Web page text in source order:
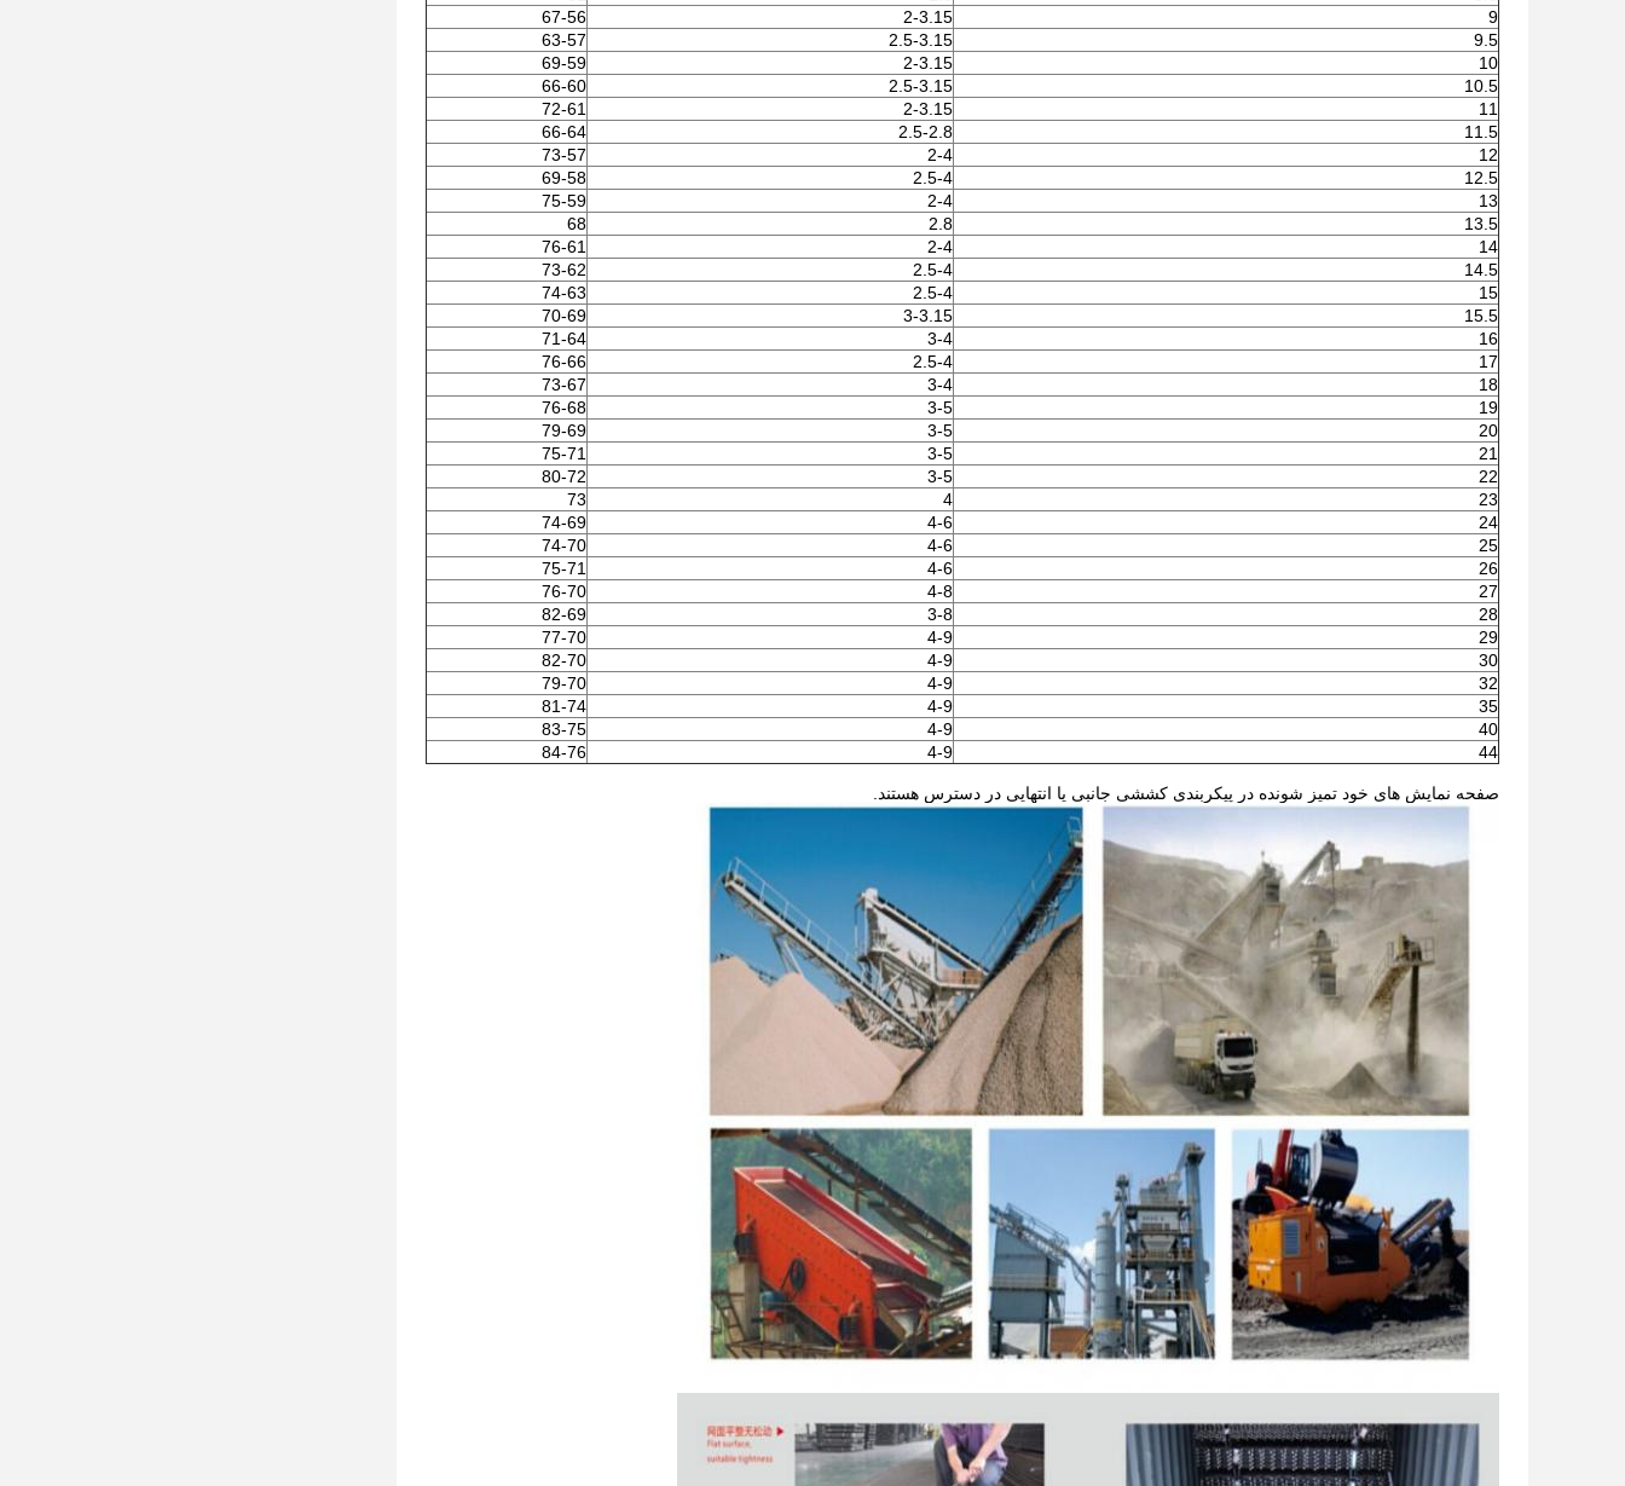
9
2-3.15
67-56
9.5
2.5-3.15
63-57
10
2-3.15
69-59
10.5
2.5-3.15
66-60
11
2-3.15
72-61
11.5
2.5-2.8
66-64
12
2-4
73-57
12.5
2.5-4
69-58
13
2-4
75-59
13.5
2.8
68
14
2-4
76-61
14.5
2.5-4
73-62
15
2.5-4
74-63
15.5
3-3.15
70-69
16
3-4
71-64
17
2.5-4
76-66
18
3-4
73-67
19
3-5
76-68
20
3-5
79-69
21
3-5
75-71
22
3-5
80-72
23
4
73
24
4-6
74-69
25
4-6
74-70
26
4-6
75-71
27
4-8
76-70
28
3-8
82-69
29
4-9
77-70
30
4-9
82-70
32
4-9
79-70
35
4-9
81-74
40
4-9
83-75
44
4-9
84-76
صفحه نمایش های خود تمیز شونده در پیکربندی کششی جانبی یا انتهایی در دسترس هستند.